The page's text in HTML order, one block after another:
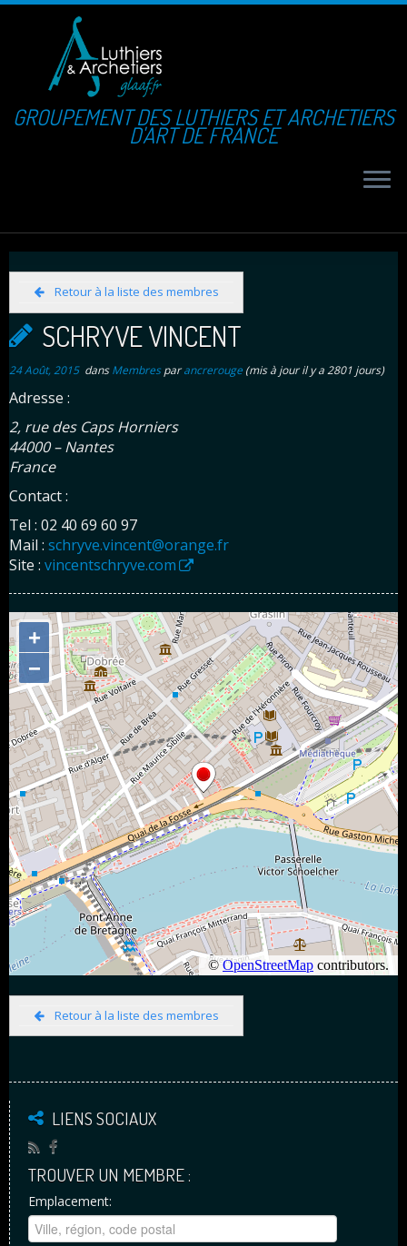
GROUPEMENT DES LUTHIERS ET ARCHETIERS
D'ART DE FRANCE
Retour à la liste des membres
SCHRYVE VINCENT
24 Août, 2015dansMembresparancrerouge (mis à jour il y a 2801 jours)
Adresse :
2, rue des Caps Horniers
44000 – Nantes
France
Contact :
Tel : 02 40 69 60 97
Mail : schryve.vincent@orange.fr
Site : vincentschryve.com
Retour à la liste des membres
LIENS SOCIAUX
TROUVER UN MEMBRE :
Emplacement: